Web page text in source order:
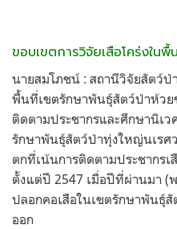
ขอบเขตการวิจัยเสือโคร่งใน
นายสมโภชน์ : สถานีวิจัยสัตว์ป่
พื้นที่เขตรักษาพันธุ์สัตว์ป่าห้วย
ติดตามประชากรและศึกษานิเว
รักษาพันธุ์สัตว์ป่าทุ่งใหญ่นเรศ
ตกที่เน้นการติดตามประชากรเ
ตั้งแต่ปี 2547 เมื่อปีที่ผ่านมา (
ปลอกคอเสือในเขตรักษาพันธุ์
ออก